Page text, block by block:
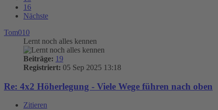
16
Nächste
Tom010
Lernt noch alles kennen
Beiträge: 19
Registriert: 05 Sep 2025 13:18
Re: 4x2 Höherlegung - Viele Wege führen nach oben
Zitieren